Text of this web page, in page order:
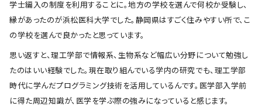
学士編入の制度を利用することに。地方の学校を選んで何校か受験し、
縁があったのが浜松医科大学でした。静岡県はすごく住みやすい所で、こ
の学校を選んで良かったと思っています。
思い返すと、理工学部で情報系、生物系など幅広い分野について勉強し
たのはいい経験でした。現在取り組んでいる学内の研究でも、理工学部
時代に学んだプログラミング技術を活用しているんです。医学部入学前
に得た周辺知識が、医学を学ぶ際の強みになっていると感じます。